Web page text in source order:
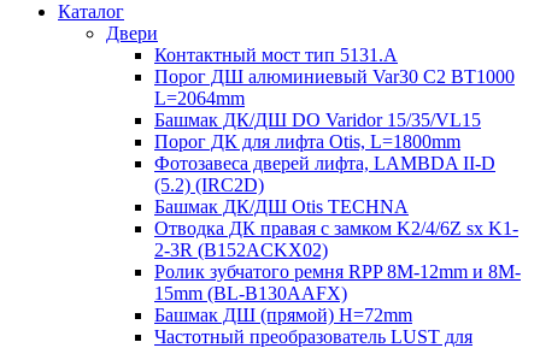
Каталог
Двери
Контактный мост тип 5131.A
Порог ДШ алюминиевый Var30 C2 BT1000
L=2064mm
Башмак ДК/ДШ DO Varidor 15/35/VL15
Порог ДК для лифта Otis, L=1800mm
Фотозавеса дверей лифта, LAMBDA II-D
(5.2) (IRC2D)
Башмак ДК/ДШ Otis TECHNA
Отводка ДК правая с замком K2/4/6Z sx K1-
2-3R (B152ACKX02)
Ролик зубчатого ремня RPP 8M-12mm и 8M-
15mm (BL-B130AAFX)
Башмак ДШ (прямой) H=72mm
Частотный преобразователь LUST для